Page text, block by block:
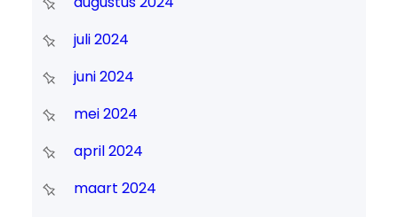
juli 2024
juni 2024
mei 2024
april 2024
maart 2024